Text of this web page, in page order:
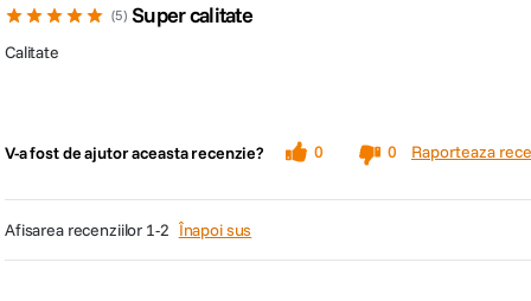
5 Super calitate
Calitate
V-a fost de ajutor aceasta recenzie? 0 0 Raporteaza
afisarea recenziilor 1-2 Înapoi sus